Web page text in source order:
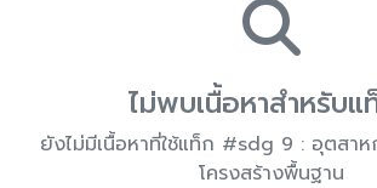
ไม่พบเนื้อหาสำหรับแ
ยังไม่มีเนื้อหาที่ใช้แท็ก #sdg 9 : อุตสา
โครงสร้างพื้นฐาน